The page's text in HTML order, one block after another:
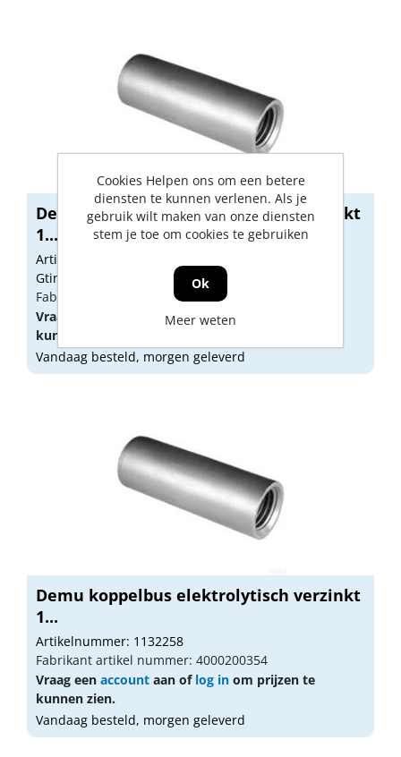
Demu koppelbus elektrolytisch verzinkt
1...
Artikelnummer: 1132250
Gtin:
Fabrikant artikel nummer: 3000023021
Vraag een
aan oflog inom prijzen te
kunnen zien.
Vandaag besteld, morgen geleverd
Demu koppelbus elektrolytisch verzinkt
1...
Artikelnummer: 1132258
Fabrikant artikel nummer: 4000200354
Vraag een account aan of log in om prijzen te
kunnen zien.
Vandaag besteld, morgen geleverd
Cookies Helpen ons om een betere
diensten te kunnen verlenen. Als je
gebruik wilt maken van onze diensten
stem je toe om cookies te gebruiken
Ok
Meer weten